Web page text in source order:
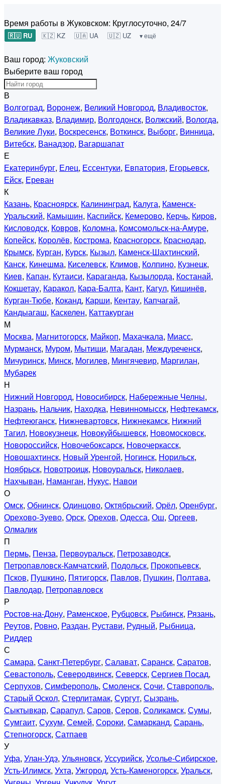
Время работы в Жуковском: Круглосуточно, 24/7
🇷🇺 RU 🇰🇿 KZ 🇺🇦 UA 🇺🇿 UZ ▾ ещё
Ваш город: Жуковский
Выберите ваш город
В
Волгоград, Воронеж, Великий Новгород, Владивосток,
Владикавказ, Владимир, Волгодонск, Волжский, Вологда,
Великие Луки, Воскресенск, Воткинск, Выборг, Винница,
Витебск, Ванадзор, Вагаршапат
Е
Екатеринбург, Елец, Ессентуки, Евпатория, Егорьевск,
Ейск, Ереван
К
Казань, Красноярск, Калининград, Калуга, Каменск-
Уральский, Камышин, Каспийск, Кемерово, Керчь, Киров,
Кисловодск, Ковров, Коломна, Комсомольск-на-Амуре,
Копейск, Королёв, Кострома, Красногорск, Краснодар,
Крымск, Курган, Курск, Кызыл, Каменск-Шахтинский,
Канск, Кинешма, Киселевск, Климов, Колпино, Кузнецк,
Киев, Капан, Кутаиси, Караганда, Кызылорда, Костанай,
Кокшетау, Каракол, Кара-Балта, Кант, Кагул, Кишинёв,
Курган-Тюбе, Коканд, Карши, Кентау, Капчагай,
Кандыагаш, Каскелен, Каттакурган
М
Москва, Магнитогорск, Майкоп, Махачкала, Миасс,
Мурманск, Муром, Мытищи, Магадан, Междуреченск,
Мичуринск, Минск, Могилев, Мингячевир, Маргилан,
Мубарек
Н
Нижний Новгород, Новосибирск, Набережные Челны,
Назрань, Нальчик, Находка, Невинномысск, Нефтекамск,
Нефтеюганск, Нижневартовск, Нижнекамск, Нижний
Тагил, Новокузнецк, Новокуйбышевск, Новомосковск,
Новороссийск, Новочебоксарск, Новочеркасск,
Новошахтинск, Новый Уренгой, Ногинск, Норильск,
Ноябрьск, Новотроицк, Новоуральск, Николаев,
Нахчыван, Наманган, Нукус, Навои
О
Омск, Обнинск, Одинцово, Октябрьский, Орёл, Оренбург,
Орехово-Зуево, Орск, Орехов, Одесса, Ош, Оргеев,
Олмалик
П
Пермь, Пенза, Первоуральск, Петрозаводск,
Петропавловск-Камчатский, Подольск, Прокопьевск,
Псков, Пушкино, Пятигорск, Павлов, Пушкин, Полтава,
Павлодар, Петропавловск
Р
Ростов-на-Дону, Раменское, Рубцовск, Рыбинск, Рязань,
Реутов, Ровно, Раздан, Рустави, Рудный, Рыбница,
Риддер
С
Самара, Санкт-Петербург, Салават, Саранск, Саратов,
Севастополь, Северодвинск, Северск, Сергиев Посад,
Серпухов, Симферополь, Смоленск, Сочи, Ставрополь,
Старый Оскол, Стерлитамак, Сургут, Сызрань,
Сыктывкар, Сарапул, Саров, Серов, Соликамск, Сумы,
Сумгаит, Сухум, Семей, Сороки, Самарканд, Сарань,
Степногорск, Сатпаев
У
Уфа, Улан-Удэ, Ульяновск, Уссурийск, Усолье-Сибирское,
Усть-Илимск, Ухта, Ужгород, Усть-Каменогорск, Уральск,